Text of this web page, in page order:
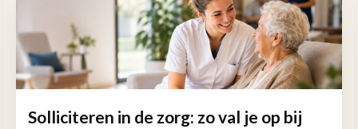
Solliciteren in de zorg: zo val je op bij